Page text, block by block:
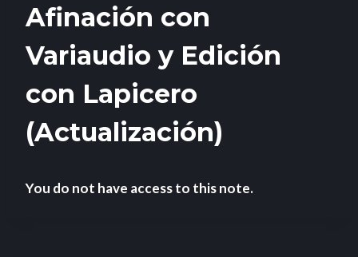
Afinación con
Variaudio y Edición
con Lapicero
(Actualización)
You do not have access to this note.